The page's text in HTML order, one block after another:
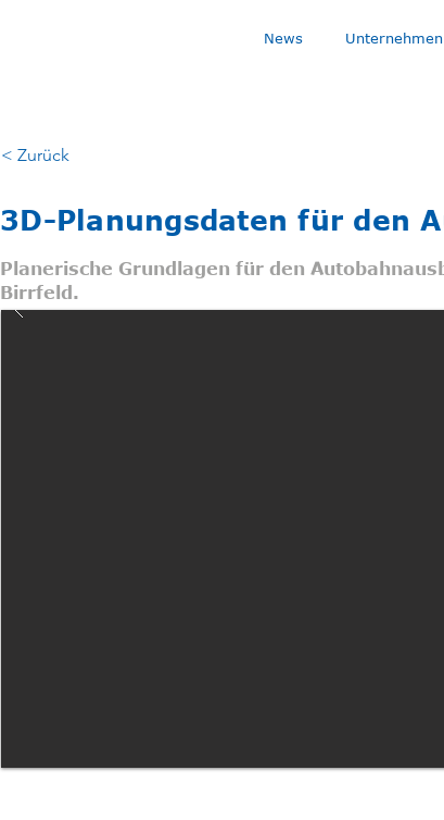
News Unternehmen
< Zurück
3D-Planungsdaten für den
Planerische Grundlagen für den
Birrfeld.